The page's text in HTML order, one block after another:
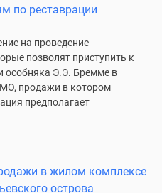
по реставрации
на проведение
позволят приступить к
особняка Э.Э. Бремме в
продажи в котором
предполагает
в жилом комплексе
острова